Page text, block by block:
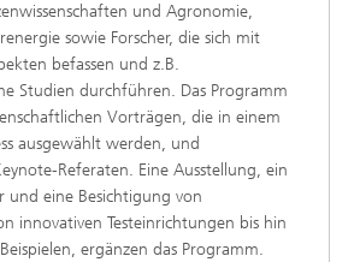
und Agronomie,
sowie Forscher, die sich mit
befassen und z.B.
Studien durchführen. Das Programm
Vorträgen, die in einem
ausgewählt werden, und
Referaten. Eine Ausstellung, ein
und eine Besichtigung von
innovativen Testeinrichtungen bis hin
ergänzen das Programm.